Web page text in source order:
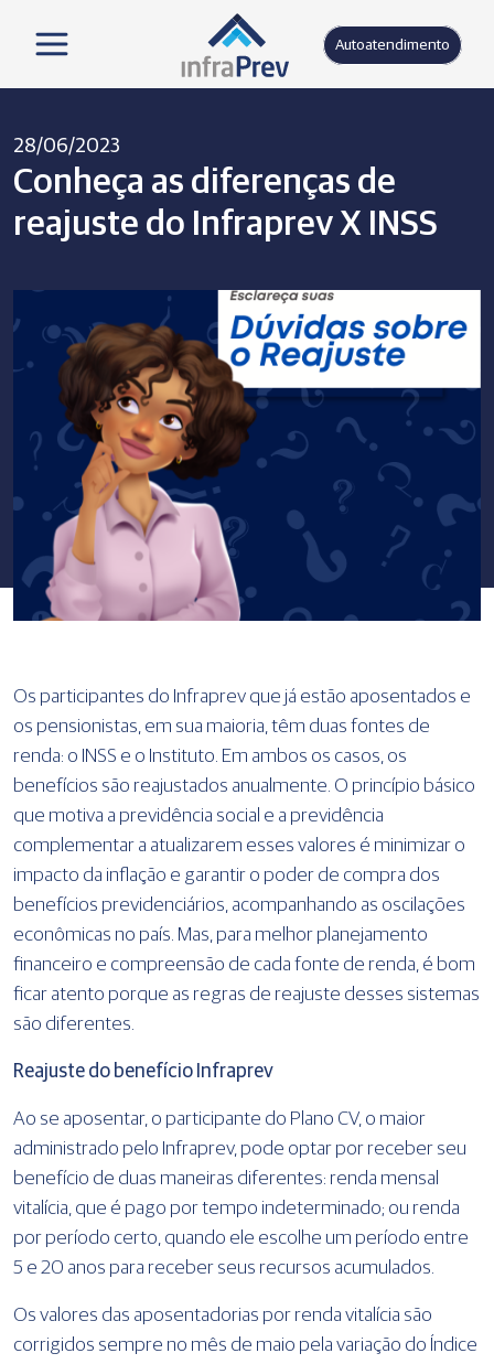
Autoatendimento
28/06/2023
Conheça as diferenças de
reajuste do Infraprev X INSS
Os participantes do Infraprev que já estão aposentados e
os pensionistas, em sua maioria, têm duas fontes de
renda: o INSS e o Instituto. Em ambos os casos, os
benefícios são reajustados anualmente. O princípio básico
que motiva a previdência social e a previdência
complementar a atualizarem esses valores é minimizar o
impacto da inflação e garantir o poder de compra dos
benefícios previdenciários, acompanhando as oscilações
econômicas no país. Mas, para melhor planejamento
financeiro e compreensão de cada fonte de renda, é bom
ficar atento porque as regras de reajuste desses sistemas
são diferentes.
Reajuste do benefício Infraprev
Ao se aposentar, o participante do Plano CV, o maior
administrado pelo Infraprev, pode optar por receber seu
benefício de duas maneiras diferentes: renda mensal
vitalícia, que é pago por tempo indeterminado; ou renda
por período certo, quando ele escolhe um período entre
5 e 20 anos para receber seus recursos acumulados.
Os valores das aposentadorias por renda vitalícia são
corrigidos sempre no mês de maio pela variação do Índice